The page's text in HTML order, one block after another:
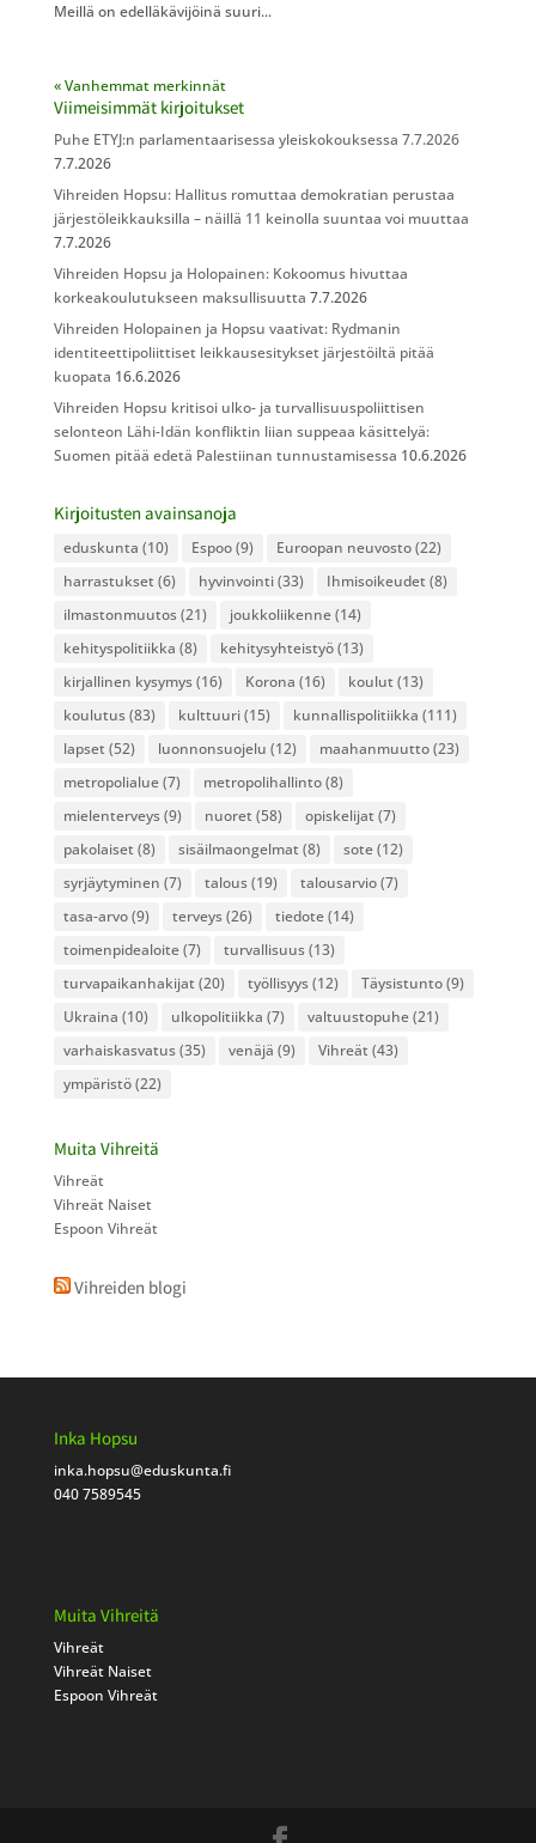
Meillä on edelläkävijöinä suuri...
« Vanhemmat merkinnät
Viimeisimmät kirjoitukset
Puhe ETYJ:n parlamentaarisessa yleiskokouksessa 7.7.2026
7.7.2026
Vihreiden Hopsu: Hallitus romuttaa demokratian perustaa
järjestöleikkauksilla – näillä 11 keinolla suuntaa voi muuttaa
7.7.2026
Vihreiden Hopsu ja Holopainen: Kokoomus hivuttaa
korkeakoulutukseen maksullisuutta 7.7.2026
Vihreiden Holopainen ja Hopsu vaativat: Rydmanin
identiteettipoliittiset leikkausesitykset järjestöiltä pitää
kuopata 16.6.2026
Vihreiden Hopsu kritisoi ulko- ja turvallisuuspoliittisen
selonteon Lähi-Idän konfliktin liian suppeaa käsittelyä:
Suomen pitää edetä Palestiinan tunnustamisessa 10.6.2026
Kirjoitusten avainsanoja
eduskunta (10) Espoo(9) Euroopan neuvosto(22)
harrastukset (6) hyvinvointi(33) Ihmisoikeudet (8)
ilmastonmuutos(21) joukkoliikenne(14)
kehityspolitiikka (8) kehitysyhteistyö(13)
kirjallinen kysymys(16) Korona (16) koulut (13)
koulutus(83) kulttuuri(15) kunnallispolitiikka (111)
lapset (52) luonnonsuojelu (12) maahanmuutto(23)
metropolialue(7) metropolihallinto(8)
mielenterveys(9) nuoret (58) opiskelijat (7)
pakolaiset (8) sisäilmaongelmat (8) sote(12)
syrjäytyminen (7) talous(19) talousarvio(7)
tasa-arvo(9) terveys(26) tiedote(14)
toimenpidealoite(7) turvallisuus(13)
turvapaikanhakijat (20) työllisyys(12) Täysistunto(9)
Ukraina (10) ulkopolitiikka (7) valtuustopuhe(21)
varhaiskasvatus(35) venäjä (9) Vihreät (43)
ympäristö(22)
Muita Vihreitä
Vihreät
Vihreät Naiset
Espoon Vihreät
Vihreiden blogi
Inka Hopsu
inka.hopsu@eduskunta.fi
040 7589545
Muita Vihreitä
Vihreät
Vihreät Naiset
Espoon Vihreät